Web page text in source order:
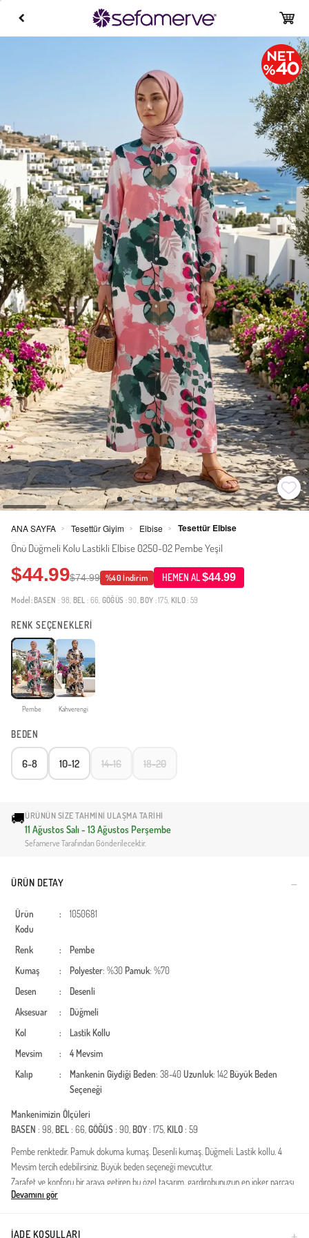
ANA SAYFA > Tesettür Giyim > Elbise > Tesettür Elbise
Önü Düğmeli Kolu Lastikli Elbise 0250-02 Pembe Yeşil
$44.99$74.99 %40 İndirim HEMEN AL$44.99
Model: BASEN : 98, BEL : 66, GÖĞÜS : 90, BOY : 175, KILO: 59
RENK SEÇENEKLERİ
Pembe Kahverengi
BEDEN
6-8 10-12 14-16 18-20
🚚ÜRÜNÜN SIZE TAHMINI ULAŞMA TARIHI
11 Ağustos Salı - 13 Ağustos Perşembe
Sefamerve Tarafından Gönderilecektir.
ÜRÜN DETAY
Ürün
Kodu
: 1050681
Renk :
Pembe
Kumaş
: Polyester: %30 Pamuk: %70
Desen
:
Desenli
Aksesuar
:
Düğmeli
Kol
:
Lastik Kollu
Mevsim
:
4 Mevsim
Kalıp
: Mankenin Giydiği Beden: 38-40Uzunluk: 142 Büyük Beden
Seçeneği
Mankenimizin Ölçüleri
BASEN : 98, BEL: 66,GÖĞÜS: 90, BOY: 175, KILO: 59
Pembe renktedir. Pamuk dokuma kumaş. Desenli kumaş. Düğmeli. Lastik kollu. 4
Mevsim tercih edebilirsiniz. Büyük beden seçeneği mevcuttur.
Zarafet ve konforu bir araya getiren bu özel tasarım, gardırobunuzun en joker parçası
olmaya aday. Dört mevsim kullanıma uygun pamuk-polyester karışımlı kumaşı,
Muhafazakar giyim standartlarına uygun olarak tasarlanan tam boy kesimi ve hakim
Devamını gör
İADE KOŞULLARI